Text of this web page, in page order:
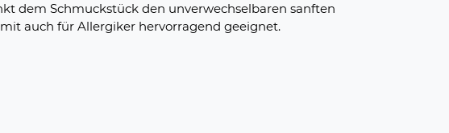
dem Schmuckstück den unverwechselbaren sanften
auch für Allergiker hervorragend geeignet.